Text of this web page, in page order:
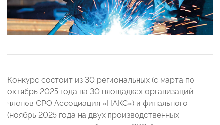
Конкурс состоит из 30 региональных (с марта по
октябрь 2025 года на 30 площадках организаций-
членов СРО Ассоциация «НАКС») и финального
(ноябрь 2025 года на двух производственных